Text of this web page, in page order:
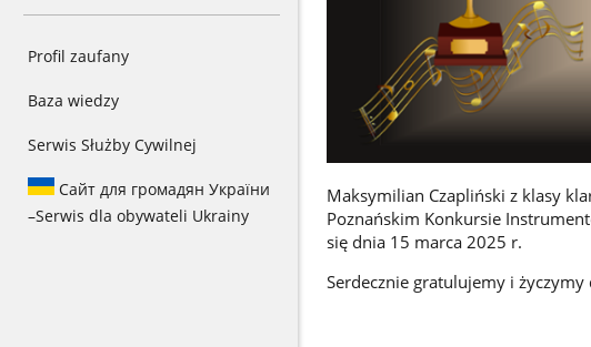
Profil zaufany
Baza wiedzy
Serwis Służby Cywilnej
Сайт для громадян України
–Serwis dla obywateli Ukrainy
Maksymilian Czapliński z klasy
Poznańskim Konkursie
się dnia 15 marca 2025 r.
Serdecznie gratulujemy i życzymy